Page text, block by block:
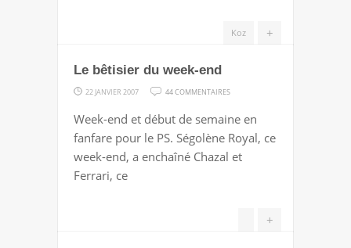
+
Koz
Le bêtisier du week-end
22 JANVIER 2007 44 COMMENTAIRES
BÊTISIER
DU
WEEK-
Week-end et début de semaine en
fanfare pour le PS. Ségolène Royal, ce
week-end, a enchaîné Chazal et
Ferrari, ce
+